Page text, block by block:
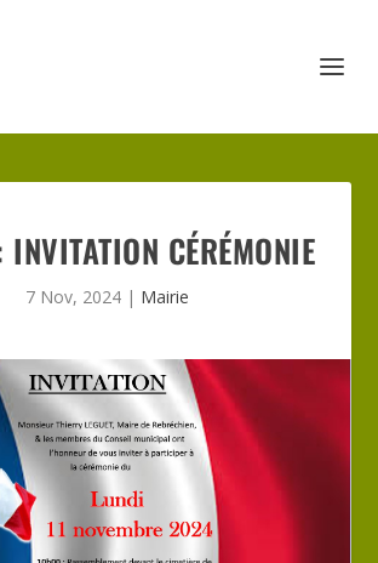
CÉRÉMONIE
7 Nov, 2024| Mairie